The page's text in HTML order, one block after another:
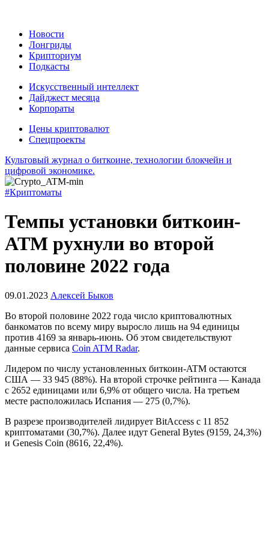
Новости
Лонгриды
Крипториум
Подкасты
Искусственный интеллект
Дайджест месяца
Корпораты
Цены криптовалют
Спецпроекты
Культовый журнал о биткоине, технологии блокчейн и
цифровой экономике.
#Криптоматы
Темпы установки биткоин-
ATM рухнули во второй
половине 2022 года
09.01.2023 Алексей Быков
Во второй половине 2022 года число криптовалютных
банкоматов по всему миру выросло лишь на 94 единицы
против 4169 за январь-июнь. Об этом свидетельствуют
данные сервиса Coin ATM Radar.
Лидером по числу установленных биткоин-ATM остаются
США — 33 945 (88%). На второй строчке рейтинга — Канада
с 2652 единицами или 6,9% от общего числа. На третьем
месте расположилась Испания — 275 (0,7%).
В разрезе производителей лидирует BitAccess с 11 852
криптоматами (30,7%). Далее идут General Bytes (9159, 24,3%)
и Genesis Coin (8616, 22,4%).